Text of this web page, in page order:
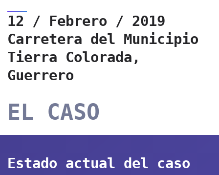
12 / Febrero / 2019
Carretera del Municipio
Tierra Colorada,
Guerrero
EL CASO
Estado actual del caso